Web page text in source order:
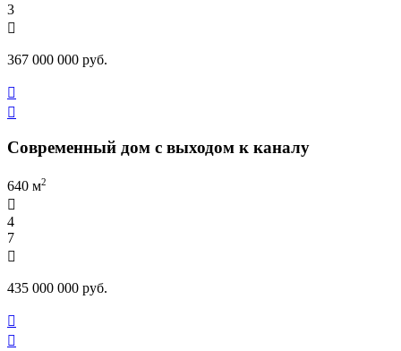
3

367 000 000 руб.


Современный дом с выходом к каналу
640 м2

4
7

435 000 000 руб.

